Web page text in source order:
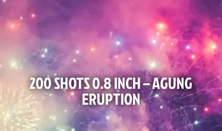
200 SHOTS 0.8 INCH – AGUNG
ERUPTION